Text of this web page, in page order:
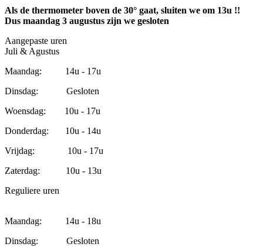
Als de thermometer boven de 30° gaat, sluiten we om 13u !!
Dus maandag 3 augustus zijn we gesloten
Aangepaste uren
Juli & Agustus
Maandag: 14u - 17u
Dinsdag: Gesloten
Woensdag: 10u - 17u
Donderdag: 10u - 14u
Vrijdag: 10u - 17u
Zaterdag: 10u - 13u
Reguliere uren
Maandag: 14u - 18u
Dinsdag: Gesloten